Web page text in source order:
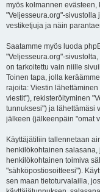
myös kolmannen
"Veljesseura.org"-sivustolla
vestiketjuja ja näin
Saatamme myös luoda
"Veljesseura.org"-
on tarkoitettu vain niille
Toinen tapa, jolla
rajoita: Viestin
viestit"), rekisteröityminen
tunnuksesi") ja lähettämäsi
jälkeen (jälkeenpäin "omat
Käyttäjätiliin tallennetaan
henkilökohtainen
henkilökohtainen toimiva
"sähköpostiosoitteesi").
sen maan tietoturvalailla,